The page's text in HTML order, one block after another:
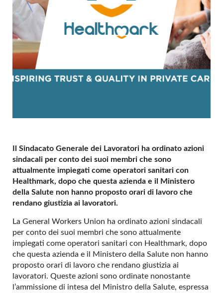
Il Sindacato Generale dei Lavoratori ha ordinato azioni
sindacali per conto dei suoi membri che sono
attualmente impiegati come operatori sanitari con
Healthmark, dopo che questa azienda e il Ministero
della Salute non hanno proposto orari di lavoro che
rendano giustizia ai lavoratori.
La General Workers Union ha ordinato azioni sindacali
per conto dei suoi membri che sono attualmente
impiegati come operatori sanitari con Healthmark, dopo
che questa azienda e il Ministero della Salute non hanno
proposto orari di lavoro che rendano giustizia ai
lavoratori. Queste azioni sono ordinate nonostante
l’ammissione di intesa del Ministro della Salute, espressa